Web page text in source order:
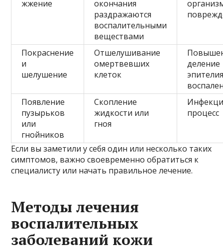
жжение
окончания
раздражаются
воспалительными
веществами
Покраснение
и
шелушение
Отшелушивание
омертвевших
клеток
деление
Появление
пузырьков
или
гнойников
Скопление
жидкости или
гноя
процесс
Если вы заметили у себя один или несколько таких
симптомов, важно своевременно обратиться к
специалисту или начать правильное лечение.
Методы лечения
воспалительных
заболеваний кожи